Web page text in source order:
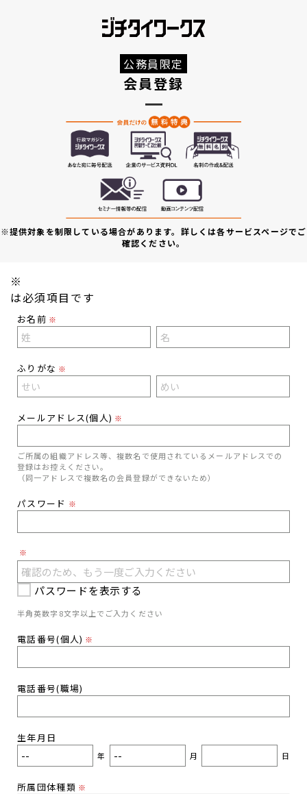
公務員限定
会員登録
※提供対象を制限している場合があります。詳しくは各サービスページでご
確認ください。
※
は必須項目です
お名前 ※
ふりがな ※
メールアドレス(個人) ※
ご所属の組織アドレス等、複数名で使用されているメールアドレスでの
登録はお控えください。
（同一アドレスで複数名の会員登録ができないため）
パスワード ※
※
パスワードを表示する
半角英数字8文字以上でご入力ください
電話番号(個人) ※
電話番号(職場)
生年月日
年 月 日
所属団体種類 ※